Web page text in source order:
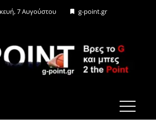
7 Αυγούστου g-point.gr